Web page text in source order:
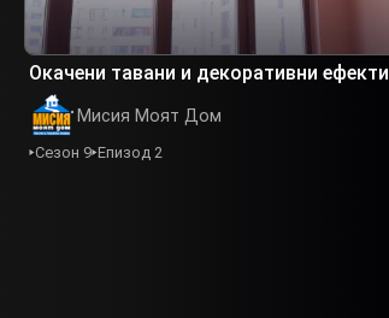
Окачени тавани и декоративни ефекти
Мисия Моят Дом
Сезон 9 Епизод 2